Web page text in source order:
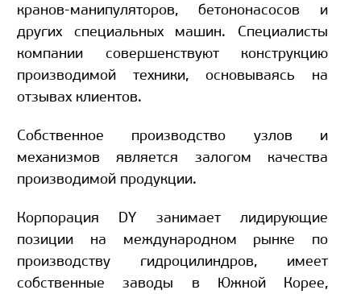
кранов-манипуляторов, бетононасосов и
других специальных машин. Специалисты
компании совершенствуют конструкцию
производимой техники, основываясь на
отзывах клиентов.
Собственное производство узлов и
механизмов является залогом качества
производимой продукции.
Корпорация DY занимает лидирующие
позиции на международном рынке по
производству гидроцилиндров, имеет
собственные заводы в Южной Корее,